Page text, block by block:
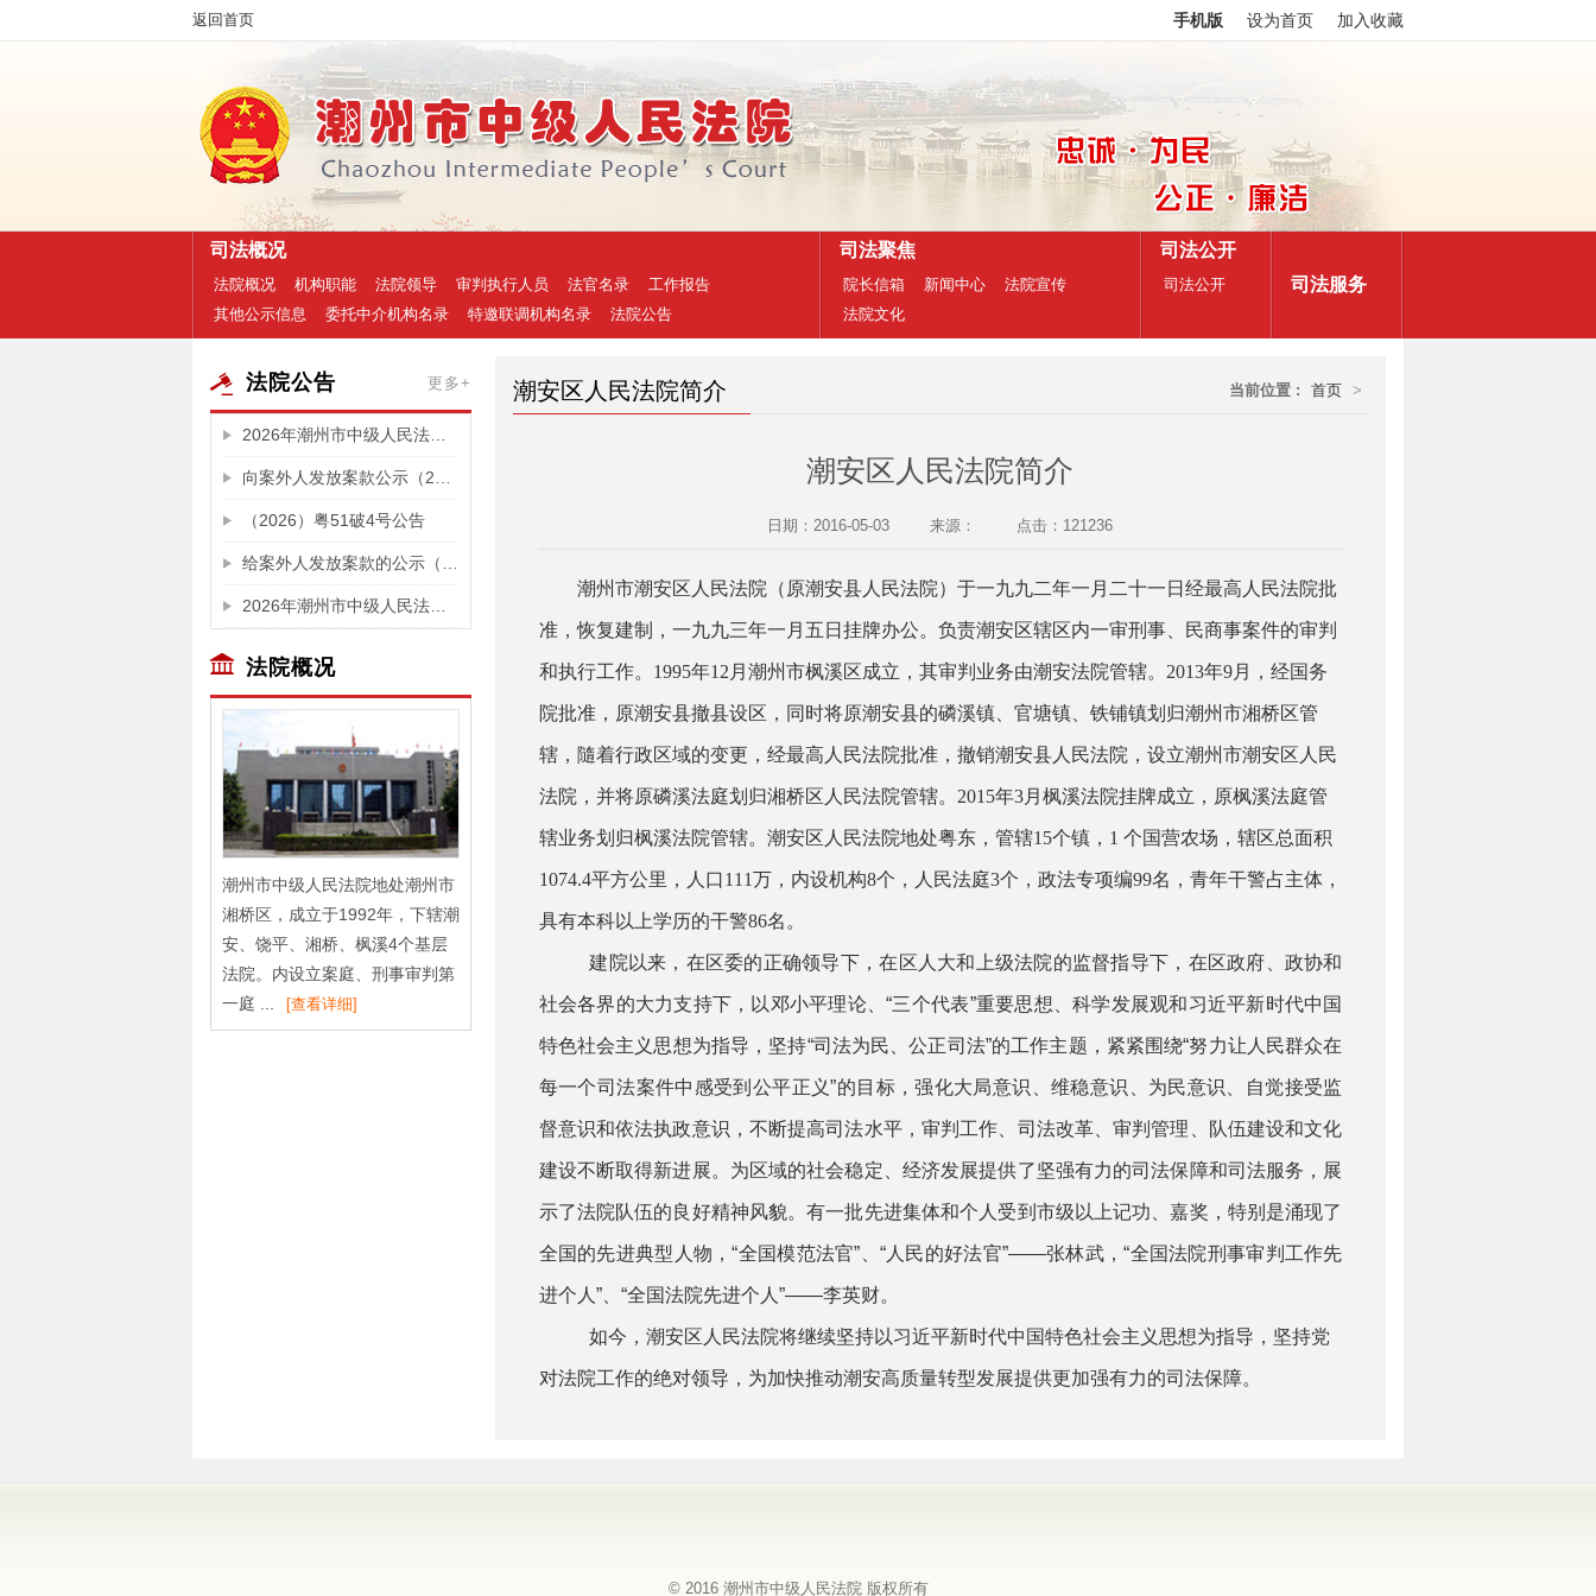
手机版 设为首页 加入收藏
返回首页
司法概况
法院概况 机构职能 法院领导 审判执行人员 法官名录
工作报告
其他公示信息
委托中介机构名录 特邀联调机构名录 法院公告
司法聚焦
院长信箱 新闻中心
法院宣传
法院文化
司法公开
司法公开 司法服务
更多+
法院公告
2026年潮州市中级人民法院公开招聘劳动合同制审判辅助人员和政府雇员拟聘（雇）用人员公示
（2026）粤51破4号公告
2026年潮州市中级人民法院拟录用公务员名单公示
法院概况
潮州市中级人民法院地处潮州市
湘桥区，成立于1992年，下辖潮
安、饶平、湘桥、枫溪4个基层
法院。内设立案庭、刑事审判第
一庭 ...
[查看详细]
当前位置 : 首页 >
潮安区人民法院简介
潮安区人民法院简介
日期：2016-05-03 来源： 点击：121236
潮州市潮安区人民法院（原潮安县人民法院）于一九九二年一月二十一日经最高人民法院批
准，恢复建制，一九九三年一月五日挂牌办公。负责潮安区辖区内一审刑事、 民商事案件的审判
和执行工作。 1995年12 月 潮州市枫溪区成立，其审判业务由潮安法院管辖。 2013年9月，经国务
院批准，原潮安县撤县设区，同时将原潮安县的磷溪镇、官塘镇、铁铺镇划归潮州市湘桥区管
辖，隨着行政区域的变更，经最高人民法院批准，撤销潮安县人民法院，设立潮州市潮安区人民
法院，并将原磷溪法庭划归湘桥区人民法院管辖。 2015年3月枫溪法院挂牌成立，原枫溪法庭管
辖业务划归枫溪法院管辖。 潮安区人民法院地处粤东，管辖15个镇， 1 个国营农场， 辖区总面积
1074.4平方公里，人口111万，内设机构8个，人民法庭3个， 政法专项编99名，青年干警占主体，
具有本科以上学历的干警86名。
建院以来，在区委的正确领导下，在区人大和上级法院的监督指导下，在区政府、政协和
社会各界的大力支持下，以邓小平理论、“三个代表”重要思想 、科学发展观和习近平新时代中国
特色社会主义思想为指导，坚持“司法为民、公正司法”的工作主题，紧紧围绕“努力让人民群众在
每一个司法案件中感受到公平正义”的目标，强化大局意识、维稳意识、为民意识、自觉接受监
督意识和依法执政意识，不断提高司法水平，审判工作 、司法改革、审判管理、 队伍建设和文化
建设不断取得新进展。为区域的社会稳定、经济发展提供了坚强有力的司法保障和司法服务，展
示了法院队伍的良好精神风貌。有一批先进集体和个人受到市级以上记功、嘉奖，特别是涌现了
全国的先进典型人物，“全国模范法官” “人民的好法官”――张林武 ，“全国法院刑事审判工作先
进个人”、“全国法院先进个人”――李英财。
如今，潮安区人民法院将继续坚持以习近平新时代中国特色社会主义思想为指导，坚持党
对法院工作的绝对领导，为加快推动潮安高质量转型发展提供更加强有力的司法保障。
© 2016 潮州市中级人民法院 版权所有